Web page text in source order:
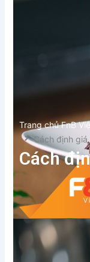
Trang chủ FnB
Cách định giá
Cách